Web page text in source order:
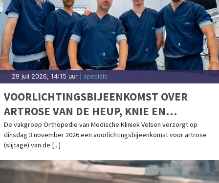
29 juli 2026, 14:15 uur | specials
VOORLICHTINGSBIJEENKOMST OVER
ARTROSE VAN DE HEUP, KNIE EN
SCHOUDER IN MEDISCHE KLINIEK VELSEN
De vakgroep Orthopedie van Medische Kliniek Velsen verzorgt op
dinsdag 3 november 2026 een voorlichtingsbijeenkomst voor artrose
(slijtage) van de [...]